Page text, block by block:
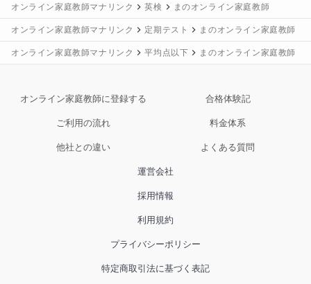
オンライン家庭教師マナリンク 英検 まのオンライン家庭教師
オンライン家庭教師マナリンク 定期テスト まのオンライン家庭教師
オンライン家庭教師マナリンク 平均点以下 まのオンライン家庭教師
オンライン家庭教師に登録する 合格体験記
ご利用の流れ 料金体系
他社との違い よくある質問
運営会社
採用情報
利用規約
プライバシーポリシー
特定商取引法に基づく表記